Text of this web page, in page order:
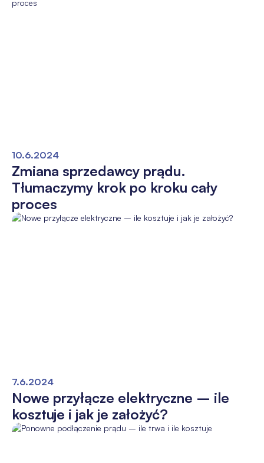
10.6.2024
Zmiana sprzedawcy prądu.
Tłumaczymy krok po kroku cały
proces
7.6.2024
Nowe przyłącze elektryczne – ile
kosztuje i jak je założyć?